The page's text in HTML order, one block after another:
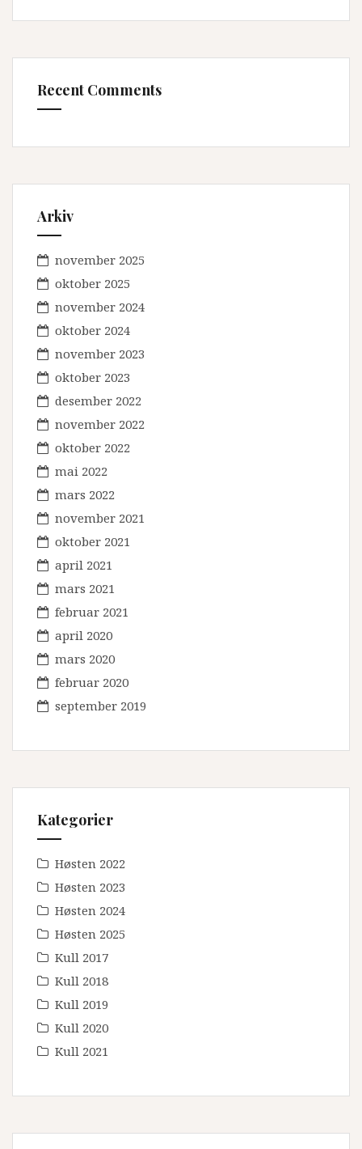
Recent Comments
Arkiv
november 2025
oktober 2025
november 2024
oktober 2024
november 2023
oktober 2023
desember 2022
november 2022
oktober 2022
mai 2022
mars 2022
november 2021
oktober 2021
april 2021
mars 2021
februar 2021
april 2020
mars 2020
februar 2020
september 2019
Kategorier
Høsten 2022
Høsten 2023
Høsten 2024
Høsten 2025
Kull 2017
Kull 2018
Kull 2019
Kull 2020
Kull 2021